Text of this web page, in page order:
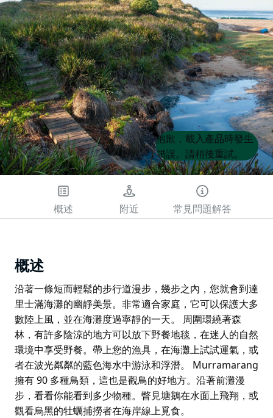
Product
List
Product
List
抱歉，載入產品時發生
錯誤。請稍後重試。
概述 附近 常見問題解答
概述
沿著一條短而輕鬆的步行道漫步，幾步之內，您就會到達
里士滿海灘的幽靜美景。非常適合家庭，它可以保護大多
數陸上風，並在海灘度過寧靜的一天。 周圍環繞著森
林，有許多陰涼的地方可以放下野餐地毯，在迷人的自然
環境中享受野餐。帶上您的漁具，在海灘上試試運氣，或
者在波光粼粼的藍色海水中游泳和浮潛。 Murramarang
擁有 90 多種鳥類，這也是觀鳥的好地方。沿著前灘漫
步，看看你能看到多少物種。瞥見塘鵝在水面上飛翔，或
觀看烏黑的牡蠣捕撈者在海岸線上覓食。